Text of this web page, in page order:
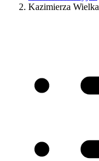
Kazimierza Wielka